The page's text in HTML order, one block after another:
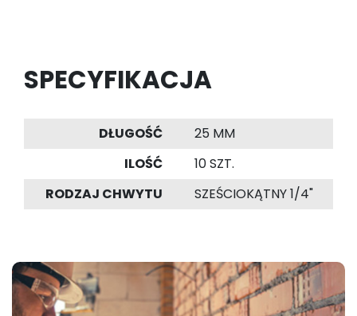
SPECYFIKACJA
DŁUGOŚĆ
25 MM
ILOŚĆ
10 SZT.
RODZAJ CHWYTU
SZEŚCIOKĄTNY 1/4"